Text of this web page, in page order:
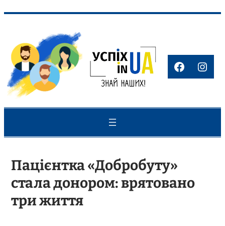
вмісту
Пацієнтка «Добробуту»
стала донором: врятовано
три життя